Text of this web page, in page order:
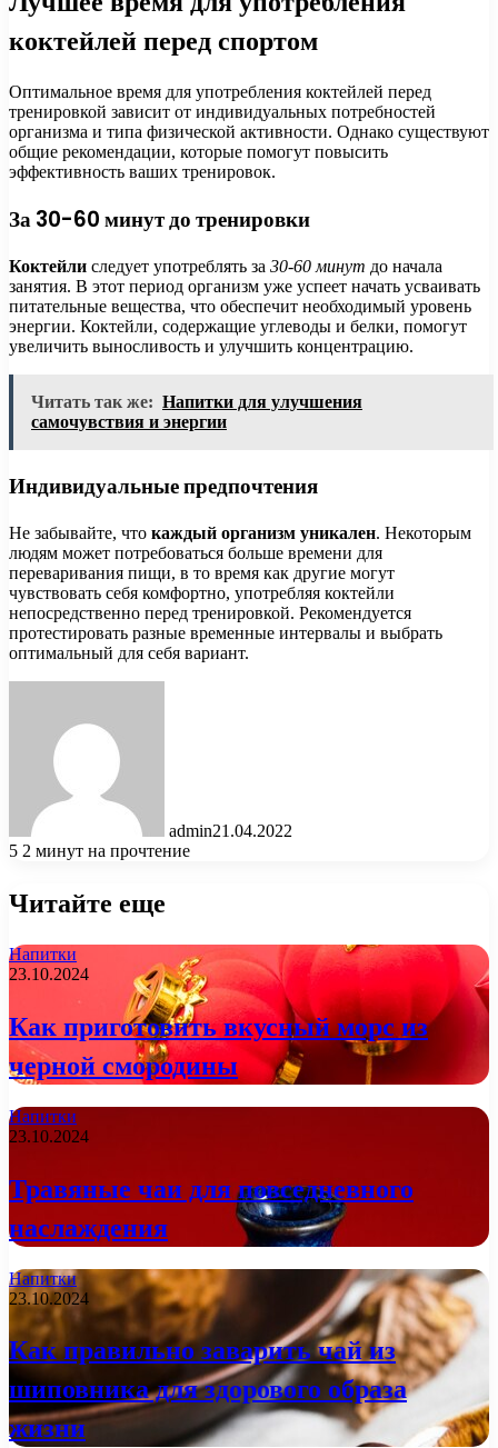
коктейлей перед спортом
Оптимальное время для употребления коктейлей перед
тренировкой зависит от индивидуальных потребностей
организма и типа физической активности. Однако существуют
общие рекомендации, которые помогут повысить
эффективность ваших тренировок.
За 30-60 минут до тренировки
Коктейли следует употреблять за 30-60 минут до начала
занятия. В этот период организм уже успеет начать усваивать
питательные вещества, что обеспечит необходимый уровень
энергии. Коктейли, содержащие углеводы и белки, помогут
увеличить выносливость и улучшить концентрацию.
Читать так же: Напитки для улучшения
самочувствия и энергии
Индивидуальные предпочтения
Не забывайте, что каждый организм уникален. Некоторым
людям может потребоваться больше времени для
переваривания пищи, в то время как другие могут
чувствовать себя комфортно, употребляя коктейли
непосредственно перед тренировкой. Рекомендуется
протестировать разные временные интервалы и выбрать
оптимальный для себя вариант.
admin21.04.2022
5 2 минут на прочтение
Читайте еще
Напитки
23.10.2024
Как приготовить вкусный морс из
черной смородины
Напитки
23.10.2024
Травяные чаи для повседневного
наслаждения
Напитки
23.10.2024
Как правильно заварить чай из
шиповника для здорового образа
жизни